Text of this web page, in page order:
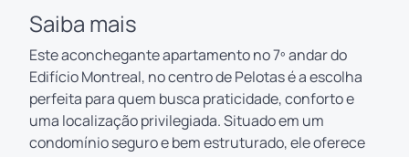
Saiba mais
Este aconchegante apartamento no 7º andar do
Edifício Montreal, no centro de Pelotas é a escolha
perfeita para quem busca praticidade, conforto e
uma localização privilegiada. Situado em um
condomínio seguro e bem estruturado, ele oferece